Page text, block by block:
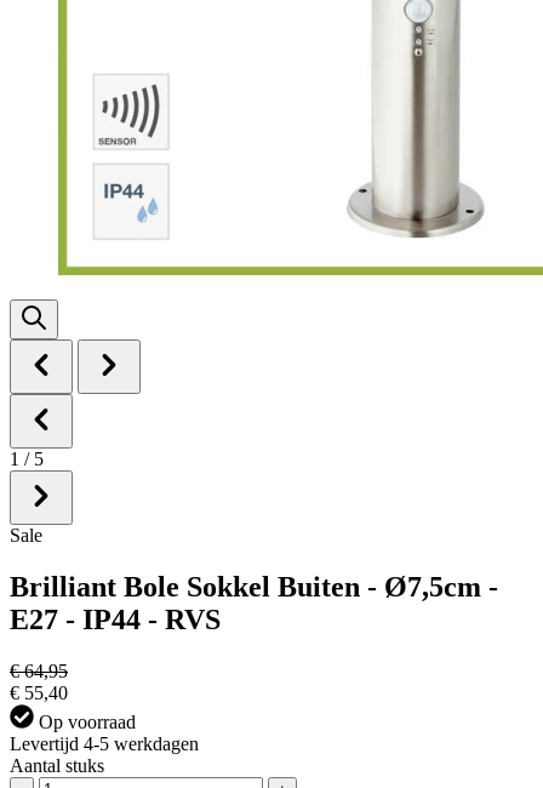
1 / 5
Sale
Brilliant Bole Sokkel Buiten - Ø7,5cm -
E27 - IP44 - RVS
€ 64,95
€ 55,40
Op voorraad
Levertijd 4-5 werkdagen
Aantal stuks